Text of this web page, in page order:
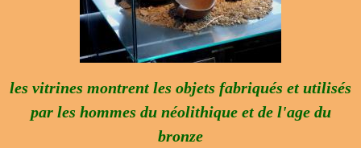
les vitrines montrent les objets fabriqués et utilisés
par les hommes du néolithique et de l'age du
bronze